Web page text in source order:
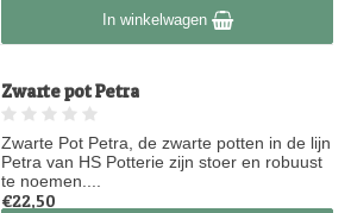
Op voorraadIn winkelwagen
Zwarte pot Petra
Zwarte Pot Petra, de zwarte potten in de lijn
Petra van HS Potterie zijn stoer en robuust
te noemen....
€22,50